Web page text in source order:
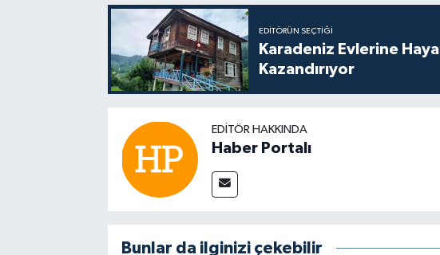
EDITÖRÜN SEÇTIĞI
Karadeniz Evlerine
Kazandırıyor
EDITÖR HAKKINDA
Haber Portalı
Bunlar da ilginizi çekebilir